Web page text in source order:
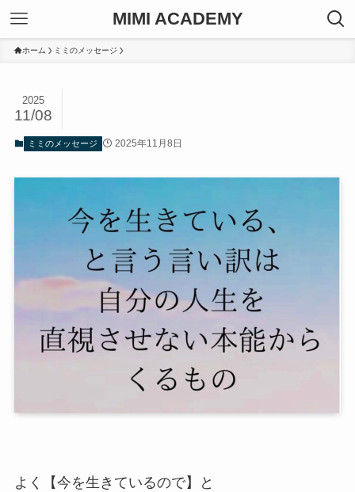
MIMI ACADEMY
ホーム ミミのメッセージ
2025
11/08
ミミのメッセージ 2025年11月8日
よく【今を生きているので】と